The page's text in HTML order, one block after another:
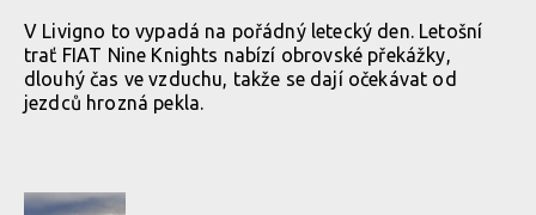
V Livigno to vypadá na pořádný letecký den. Letošní
trať FIAT Nine Knights nabízí obrovské překážky,
dlouhý čas ve vzduchu, takže se dají očekávat od
jezdců hrozná pekla.